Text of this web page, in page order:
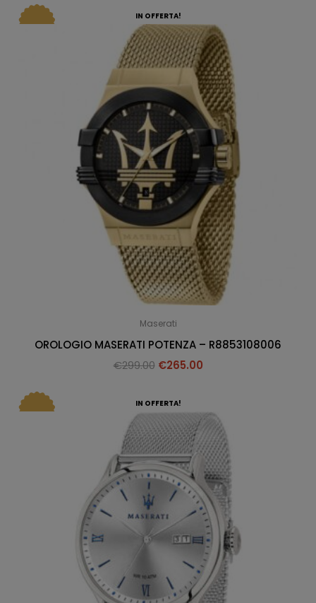
IN OFFERTA!
Maserati
OROLOGIO MASERATI POTENZA – R8853108006
€299.00 €265.00
IN OFFERTA!